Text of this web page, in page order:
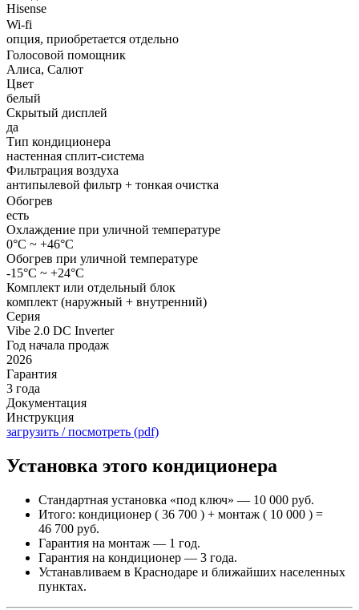
Hisense
Wi-fi
опция, приобретается отдельно
Голосовой помощник
Алиса, Салют
Цвет
белый
Скрытый дисплей
да
Тип кондиционера
настенная сплит-система
Фильтрация воздуха
антипылевой фильтр + тонкая очистка
Обогрев
есть
Охлаждение при уличной температуре
0°С ~ +46°С
Обогрев при уличной температуре
-15°С ~ +24°С
Комплект или отдельный блок
комплект (наружный + внутренний)
Серия
Vibe 2.0 DC Inverter
Год начала продаж
2026
Гарантия
3 года
Документация
Инструкция
загрузить / посмотреть (pdf)
Установка этого кондиционера
Стандартная установка «под ключ» — 10 000 руб.
Итого: кондиционер ( 36 700 ) + монтаж ( 10 000 ) =
46 700 руб.
Гарантия на монтаж — 1 год.
Гарантия на кондиционер — 3 года.
Устанавливаем в Краснодаре и ближайших населенных
пунктах.